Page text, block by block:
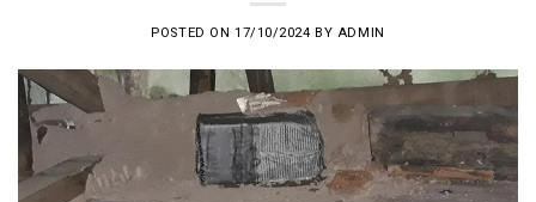
POSTED ON 17/10/2024 BY ADMIN